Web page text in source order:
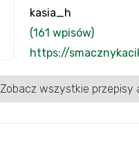
kasia_h
(161 wpisów)
https://
Zobacz wszystkie przepisy